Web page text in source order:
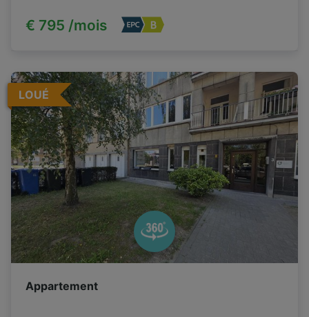
€ 795 /mois
LOUÉ
Appartement